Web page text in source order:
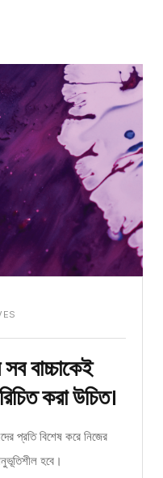
বাচ্চাকেই
করা উচিত।
প্রতি বিশেষ করে নিজের
হবে।